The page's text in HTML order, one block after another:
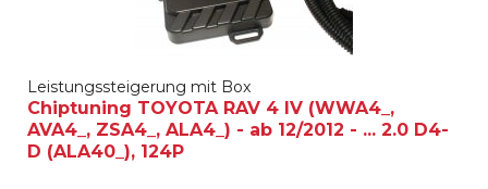
Leistungssteigerung mit Box
Chiptuning TOYOTA RAV 4 IV (WWA4_,
AVA4_, ZSA4_, ALA4_) - ab 12/2012 - ... 2.0 D4-
D (ALA40_), 124P